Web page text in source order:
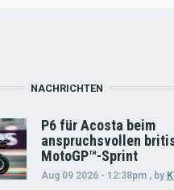
NACHRICHTEN
P6 für Acosta beim
anspruchsvollen
MotoGP™-Sprint
Aug 09 2026 - 12:38pm , by